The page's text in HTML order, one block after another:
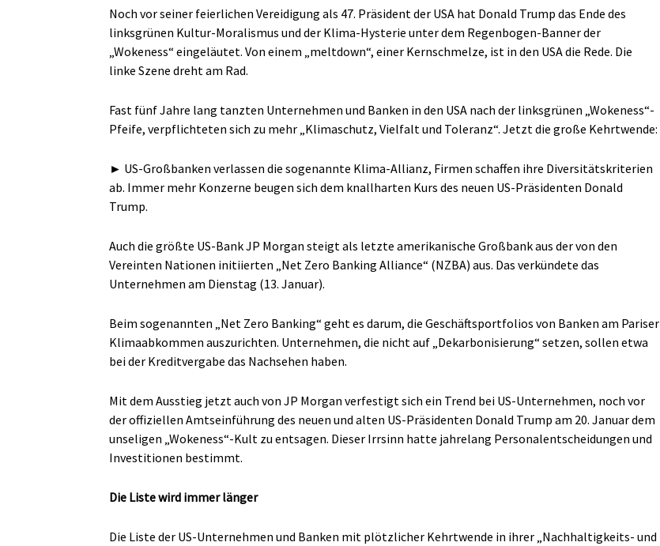
Noch vor seiner feierlichen Vereidigung als 47. Präsident der USA hat Donald Trump das Ende des
linksgrünen Kultur-Moralismus und der Klima-Hysterie unter dem Regenbogen-Banner der
„Wokeness“ eingeläutet. Von einem „meltdown“, einer Kernschmelze, ist in den USA die Rede. Die
linke Szene dreht am Rad.
Fast fünf Jahre lang tanzten Unternehmen und Banken in den USA nach der linksgrünen „Wokeness“-
Pfeife, verpflichteten sich zu mehr „Klimaschutz, Vielfalt und Toleranz“. Jetzt die große Kehrtwende:
► US-Großbanken verlassen die sogenannte Klima-Allianz, Firmen schaffen ihre Diversitätskriterien
ab. Immer mehr Konzerne beugen sich dem knallharten Kurs des neuen US-Präsidenten Donald
Trump.
Auch die größte US-Bank JP Morgan steigt als letzte amerikanische Großbank aus der von den
Vereinten Nationen initiierten „Net Zero Banking Alliance“ (NZBA) aus. Das verkündete das
Unternehmen am Dienstag (13. Januar).
Beim sogenannten „Net Zero Banking“ geht es darum, die Geschäftsportfolios von Banken am Pariser
Klimaabkommen auszurichten. Unternehmen, die nicht auf „Dekarbonisierung“ setzen, sollen etwa
bei der Kreditvergabe das Nachsehen haben.
Mit dem Ausstieg jetzt auch von JP Morgan verfestigt sich ein Trend bei US-Unternehmen, noch vor
der offiziellen Amtseinführung des neuen und alten US-Präsidenten Donald Trump am 20. Januar dem
unseligen „Wokeness“-Kult zu entsagen. Dieser Irrsinn hatte jahrelang Personalentscheidungen und
Investitionen bestimmt.
Die Liste wird immer länger
Die Liste der US-Unternehmen und Banken mit plötzlicher Kehrtwende in ihrer „Nachhaltigkeits- und